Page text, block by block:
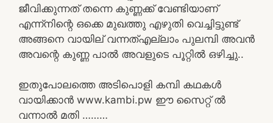
ജീവിക്കുന്നത് തന്നെ കുണ്ണക്ക് വേണ്ടിയാണ്
എന്ന്നിന്റെ ഒക്കെ മുഖത്തു എഴുതി വെച്ചിട്ടുണ്ട്
അങ്ങനെ വായില് വന്നത്എല്ലാം പുലമ്പി അവൻ
അവന്റെ കുണ്ണ പാൽ അവളുടെ പൂറ്റിൽ ഒഴിച്ചു..
ഇതുപോലത്തെ അടിപൊളി കമ്പി കഥകൾ
വായിക്കാൻ www.kambi.pw ഈ സൈറ്റ് ൽ
വന്നാൽ മതി ………